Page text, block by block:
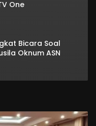
One
Bicara Soal
Oknum ASN